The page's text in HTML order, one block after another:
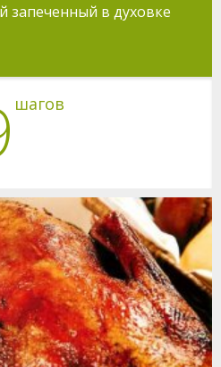
в духовке
шагов